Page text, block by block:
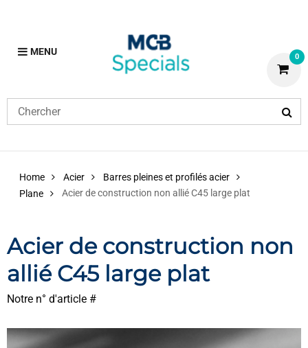
MENU 0
Home Acier
Barres pleines et profilés acier
Plane
Acier de construction non allié C45 large plat
Acier de construction non
allié C45 large plat
Notre n° d'article #